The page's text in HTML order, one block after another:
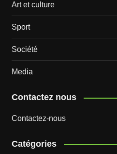
Art et culture
Sport
Société
Media
Contactez nous
Contactez-nous
Catégories